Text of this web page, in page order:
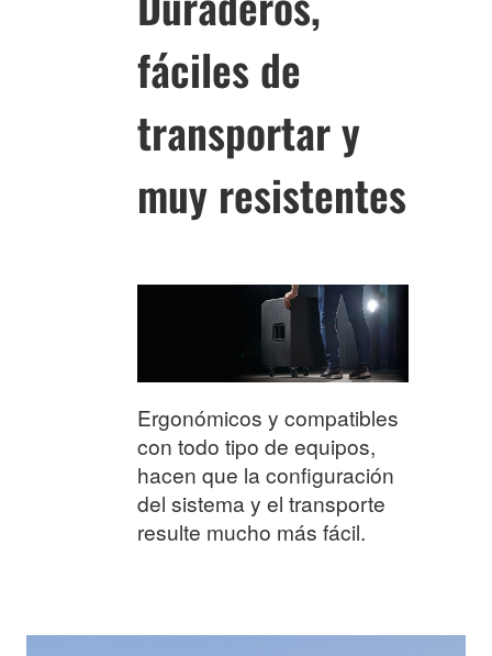
fáciles de
transportar y
muy resistentes
Ergonómicos y compatibles
con todo tipo de equipos,
hacen que la configuración
del sistema y el transporte
resulte mucho más fácil.